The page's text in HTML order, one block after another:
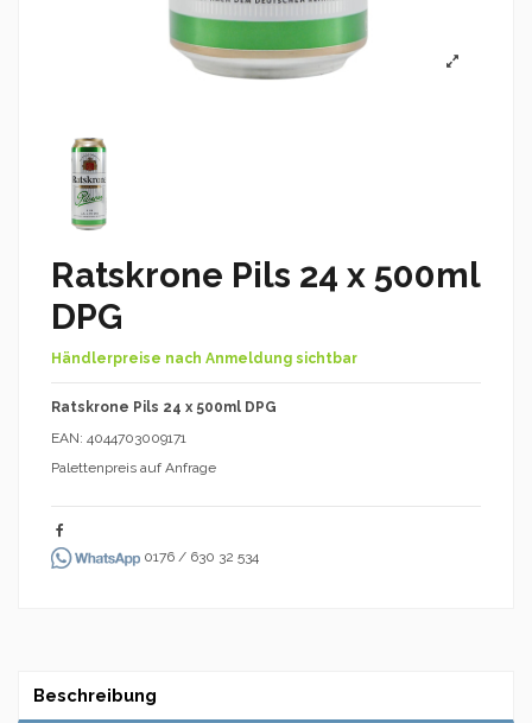
Ratskrone Pils 24 x 500ml
DPG
Händlerpreise nach Anmeldung sichtbar
Ratskrone Pils 24 x 500ml DPG
EAN: 4044703009171
Palettenpreis auf Anfrage
0176 / 630 32 534
Beschreibung